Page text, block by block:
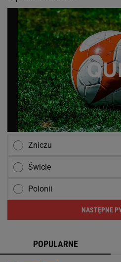
Zniczu
Świcie
Polonii
NASTĘPNE
POPULARNE